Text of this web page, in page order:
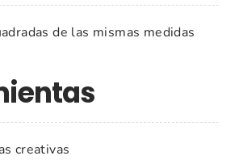
de las mismas medidas
creativas